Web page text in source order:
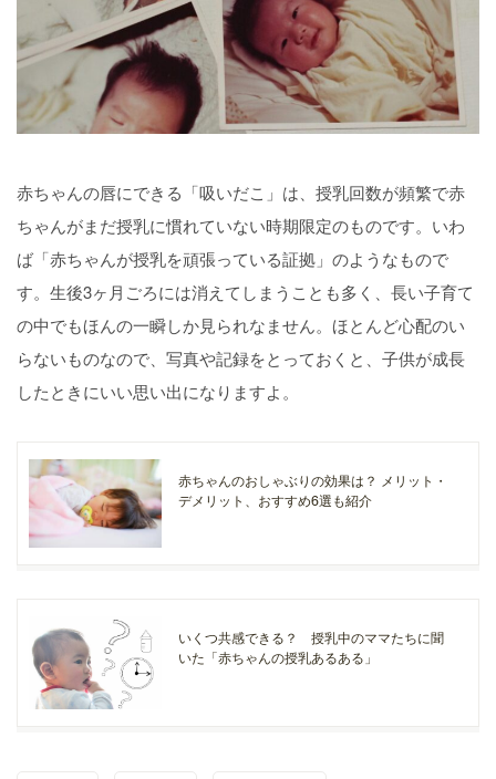
赤ちゃんの唇にできる「吸いだこ」は、授乳回数が頻繁で赤
ちゃんがまだ授乳に慣れていない時期限定のものです。いわ
ば「赤ちゃんが授乳を頑張っている証拠」のようなもので
す。生後3ヶ月ごろには消えてしまうことも多く、長い子育て
の中でもほんの一瞬しか見られなません。ほとんど心配のい
らないものなので、写真や記録をとっておくと、子供が成長
したときにいい思い出になりますよ。
赤ちゃんのおしゃぶりの効果は？ メリット・
デメリット、おすすめ6選も紹介
いくつ共感できる？ 授乳中のママたちに聞
いた「赤ちゃんの授乳あるある」